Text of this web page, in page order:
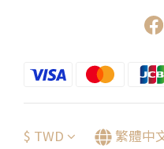
$ TWD 繁體中